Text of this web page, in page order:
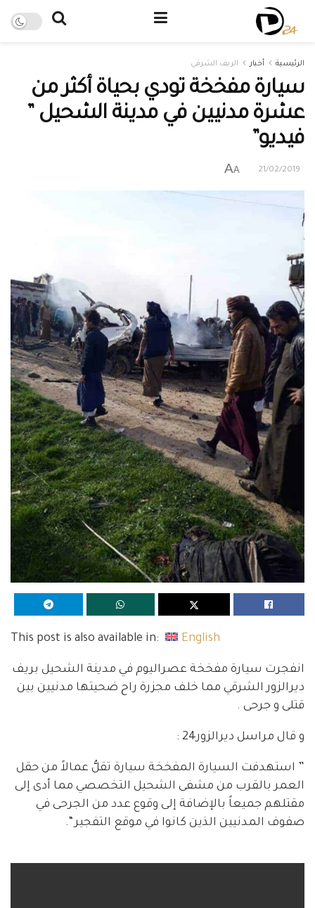
الرئيسية أخبار الريف الشرقي
سيارة مفخخة تودي بحياة أكثر من
عشرة مدنيين في مدينة الشحيل ”
فيديو”
21/02/2019
A
A
This post is also available in: English
انفجرت سيارة مفخخة عصراليوم في مدينة الشحيل بريف
ديرالزور الشرقي مما خلف مجزرة راح ضحيتها مدنيين بين
قتلى و جرحى .
و قال مراسل ديرالزور24 :
” استهدفت السيارة المفخخة سيارة تقلُّ عمالاً من حقل
العمر بالقرب من مشفى الشحيل التخصصي مما أدى إلى
مقتلهم جميعاً بالإضافة إلى وقوع عدد من الجرحى في
صفوف المدنيين الذين كانوا في موقع التفجير “.